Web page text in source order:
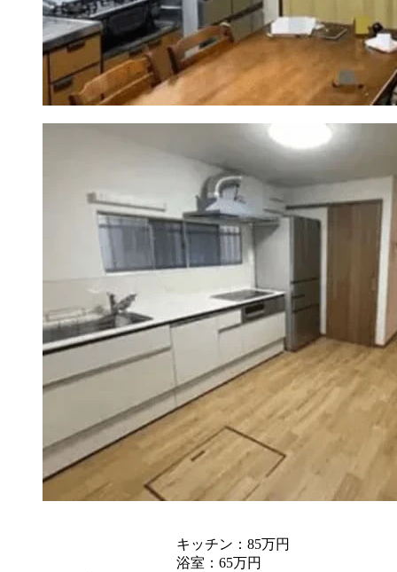
キッチン：85万円
浴室：65万円